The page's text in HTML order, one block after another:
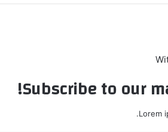
Subscribe to our
Lorem